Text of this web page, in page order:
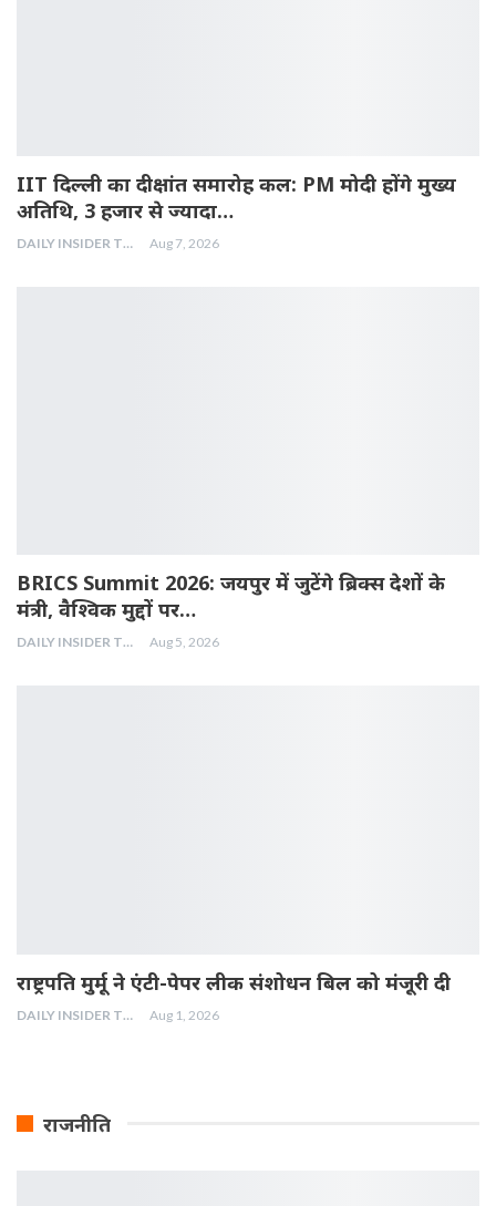
IIT दिल्ली का दीक्षांत समारोह कल: PM मोदी होंगे मुख्य
अतिथि, 3 हजार से ज्यादा…
DAILY INSIDER TEAM Aug 7, 2026
BRICS Summit 2026: जयपुर में जुटेंगे ब्रिक्स देशों के
मंत्री, वैश्विक मुद्दों पर…
DAILY INSIDER TEAM Aug 5, 2026
राष्ट्रपति मुर्मू ने एंटी-पेपर लीक संशोधन बिल को मंजूरी दी
DAILY INSIDER TEAM Aug 1, 2026
राजनीति